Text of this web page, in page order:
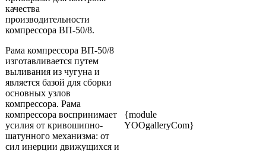
качества
производительности
компрессора ВП-50/8.
Рама компрессора ВП-50/8
изготавливается путем
выливания из чугуна и
является базой для сборки
основных узлов
компрессора. Рама
компрессора воспринимает
усилия от кривошипно-
шатунного механизма: от
сил инерции движущихся и
{module
YOOgalleryCom}